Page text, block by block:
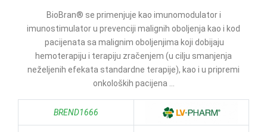
BioBran® se primenjuje kao imunomodulator i
imunostimulator u prevenciji malignih oboljenja kao i kod
pacijenata sa malignim oboljenjima koji dobijaju
hemoterapiju i terapiju zračenjem (u cilju smanjenja
neželjenih efekata standardne terapije), kao i u pripremi
onkoloških pacijena ...
BREND1666